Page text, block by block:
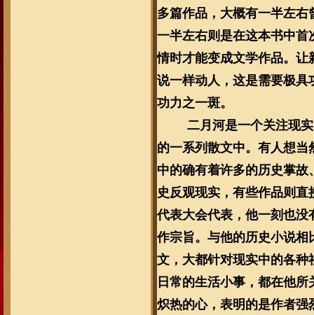
多篇作品，大概有一半左
一半左右则是在这本书中
情时才能变成文学作品。
说一样动人，这是需要极
功力之一斑。
二月河是一个关注现
的一系列散文中。有人想
中的确有着许多的历史掌
史反观现实，有些作品则
代表大会代表，他一刻也
作宗旨。与他的历史小说
文，大都针对现实中的各
日常的生活小事，都在他
炽热的心，表明的是作者